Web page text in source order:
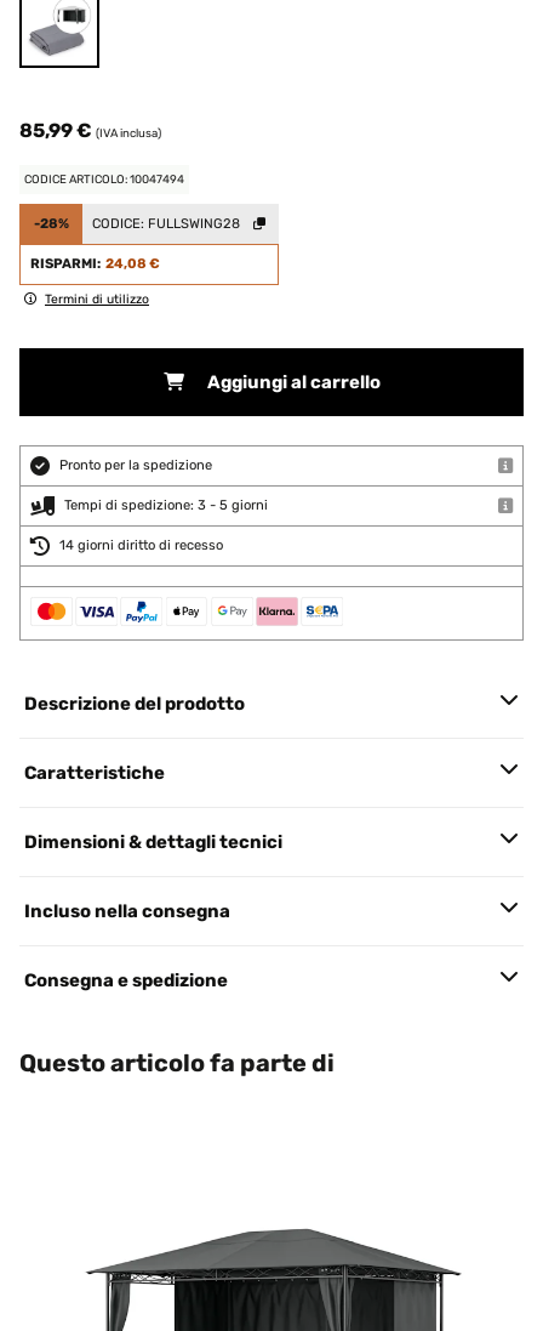
85,99 € (IVA inclusa)
CODICE ARTICOLO: 10047494
-28% CODICE: FULLSWING28
RISPARMI: 24,08 €
Termini di utilizzo
Aggiungi al carrello
Pronto per la spedizione
Tempi di spedizione: 3 - 5 giorni
14 giorni diritto di recesso
Descrizione del prodotto
Caratteristiche
Dimensioni & dettagli tecnici
Incluso nella consegna
Consegna e spedizione
Questo articolo fa parte di